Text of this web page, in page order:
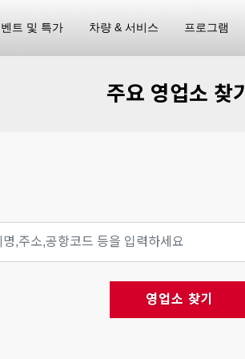
트 및 특가 차량 & 서비스 프로그램
주요 영업소 찾기
영업소 찾기